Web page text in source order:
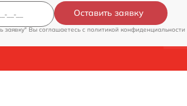
Оставить заявку
заявку" Вы соглашаетесь c политикой конфиденциальности